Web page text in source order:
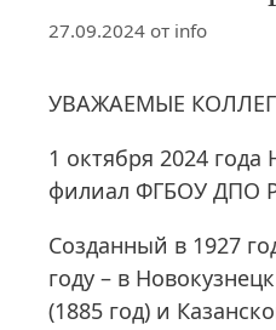
27.09.2024 от info
УВАЖАЕМЫЕ
1 октября 2024
филиал ФГБОУ ДПО
Созданный в 1927
году – в
(1885 год) и